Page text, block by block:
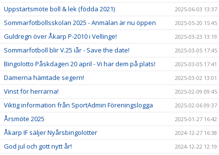
Uppstartsmöte boll & lek (födda 2021) 2025-06-03 13:37
Sommarfotbollsskolan 2025 - Anmälan är nu öppen 2025-05-20 15:45
Guldregn över Åkarp P-2010 i Vellinge! 2025-03-23 13:19
Sommarfotboll blir V.25 iår - Save the date! 2025-03-05 17:45
Bingolotto Påskdagen 20 april - Vi har dem på plats! 2025-03-05 17:41
Damerna hämtade segern! 2025-03-02 13:01
Vinst för herrarna! 2025-02-09 09:45
Viktig information från SportAdmin Föreningslogga 2025-02-06 09:37
Årsmöte 2025 2025-01-27 16:42
Åkarp IF säljer Nyårsbingolotter 2024-12-27 16:38
God jul och gott nytt år! 2024-12-22 12:19